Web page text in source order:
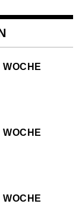
(
(
(